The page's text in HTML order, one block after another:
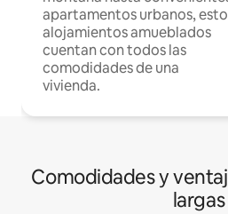
apartamentos urbanos,
alojamientos amueblados
cuentan con todos las
comodidades de una
vivienda.
Comodidades y
largas